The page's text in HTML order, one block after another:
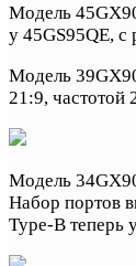
Модель
у 45GS95QE,
Модель
21:9, частотой
Модель
Набор портов
Type-B теперь